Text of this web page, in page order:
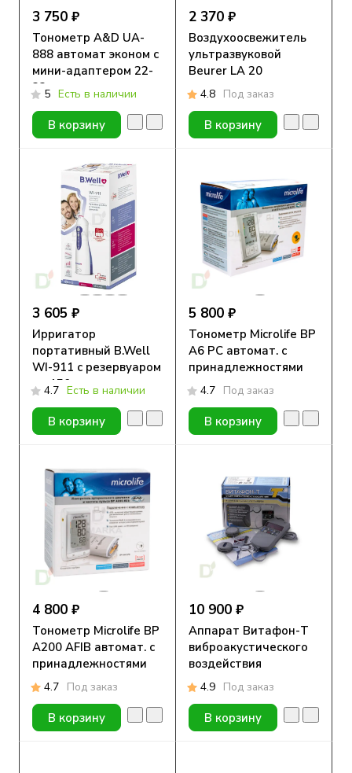
3 750 ₽
Тонометр A&D UA-
888 автомат эконом с
мини-адаптером 22-
32 см
5 Есть в наличии
В корзину
2 370 ₽
Воздухоосвежитель
ультразвуковой
Beurer LA 20
4.8 Под заказ
В корзину
3 605 ₽
Ирригатор
портативный B.Well
WI-911 с резервуаром
на 150 мл
4.7 Есть в наличии
В корзину
5 800 ₽
Тонометр Microlife BP
A6 PC автомат. с
принадлежностями
4.7 Под заказ
В корзину
4 800 ₽
Тонометр Microlife BP
A200 AFIB автомат. с
принадлежностями
4.7 Под заказ
В корзину
10 900 ₽
Аппарат Витафон-Т
виброакустического
воздействия
4.9 Под заказ
В корзину